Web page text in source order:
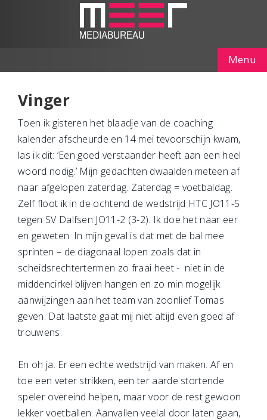
Menu
Vinger
Toen ik gisteren het blaadje van de coaching
kalender afscheurde en 14 mei tevoorschijn kwam,
las ik dit: ‘Een goed verstaander heeft aan een heel
woord nodig.’ Mijn gedachten dwaalden meteen af
naar afgelopen zaterdag. Zaterdag = voetbaldag.
Zelf floot ik in de ochtend de wedstrijd HTC JO11-5
tegen SV Dalfsen JO11-2 (3-2). Ik doe het naar eer
en geweten. In mijn geval is dat met de bal mee
sprinten – de diagonaal lopen zoals dat in
scheidsrechtertermen zo fraai heet - niet in de
middencirkel blijven hangen en zo min mogelijk
aanwijzingen aan het team van zoonlief Tomas
geven. Dat laatste gaat mij niet altijd even goed af
trouwens.
En oh ja. Er een echte wedstrijd van maken. Af en
toe een veter strikken, een ter aarde stortende
speler overeind helpen, maar voor de rest gewoon
lekker voetballen. Aanvallen veelal door laten gaan,